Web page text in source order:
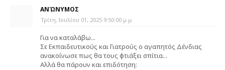
ΑΝΏΝΥΜΟΣ
Τρίτη, Ιουλίου 01, 2025 9:50:00 μ.μ.
Για να καταλάβω...
Σε Εκπαιδευτικούς και Γιατρούς ο αγαπητός Δένδιας
ανακοίνωσε πως θα τους φτιάξει σπίτια...
Αλλά θα πάρουν και επιδότηση: